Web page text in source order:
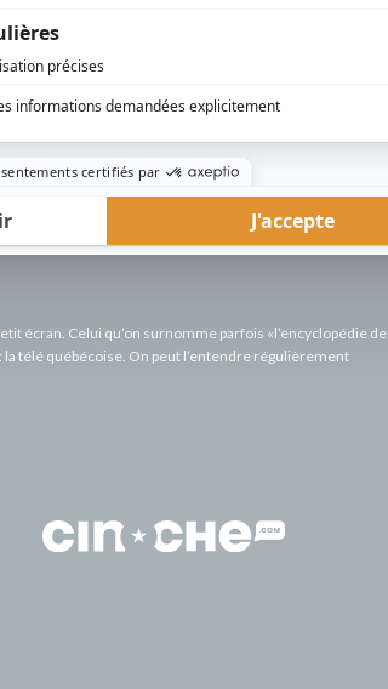
écran. Celui qu’on surnomme parfois «l’encyclopédie de
la télé québécoise. On peut l’entendre régulièrement